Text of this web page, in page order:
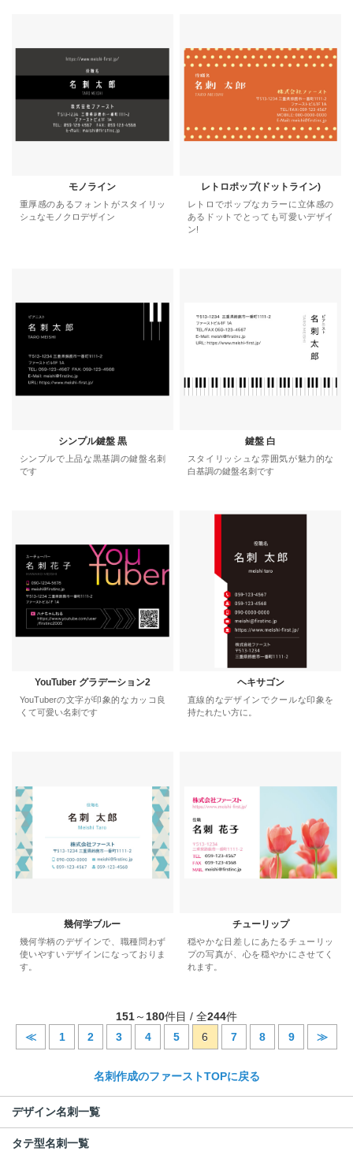
モノライン
重厚感のあるフォントがスタイリッ
シュなモノクロデザイン
レトロポップ(ドットライン)
レトロでポップなカラーに立体感の
あるドットでとっても可愛いデザイ
ン!
シンプル鍵盤 黒
シンプルで上品な黒基調の鍵盤名刺
です
鍵盤 白
スタイリッシュな雰囲気が魅力的な
白基調の鍵盤名刺です
YouTuber グラデーション2
YouTuberの文字が印象的なカッコ良
くて可愛い名刺です
ヘキサゴン
直線的なデザインでクールな印象を
持たれたい方に。
幾何学ブルー
幾何学柄のデザインで、職種問わず
使いやすいデザインになっておりま
す。
チューリップ
穏やかな日差しにあたるチューリッ
プの写真が、心を穏やかにさせてく
れます。
151～ 180件目 / 全244件
≪
1 2 3 4 5 6 7 8 9 ≫
名刺作成のファーストTOPに戻る
デザイン名刺一覧
タテ型名刺一覧